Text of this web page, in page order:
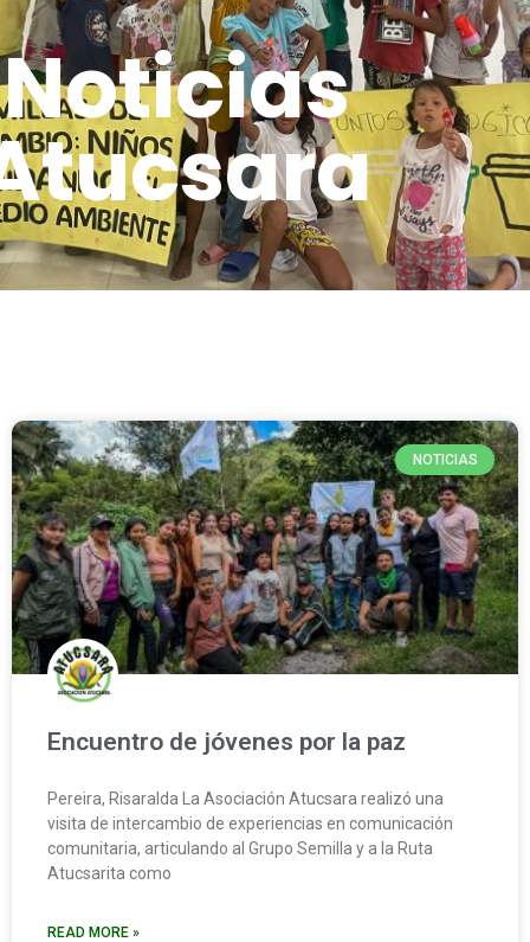
Noticias
NOTICIAS
Encuentro de jóvenes por la paz
Pereira, Risaralda La Asociación Atucsara realizó una
visita de intercambio de experiencias en comunicación
comunitaria, articulando al Grupo Semilla y a la Ruta
Atucsarita como
READ MORE »